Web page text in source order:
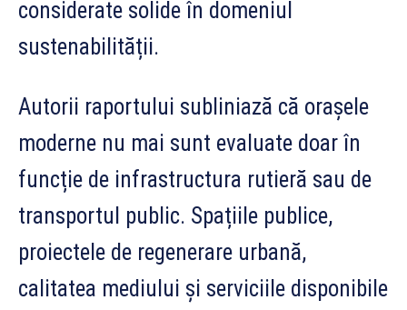
considerate solide în domeniul
sustenabilității.
Autorii raportului subliniază că orașele
moderne nu mai sunt evaluate doar în
funcție de infrastructura rutieră sau de
transportul public. Spațiile publice,
proiectele de regenerare urbană,
calitatea mediului și serviciile disponibile